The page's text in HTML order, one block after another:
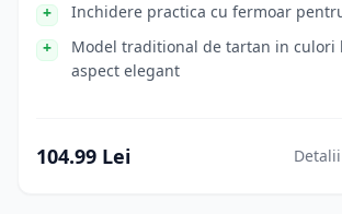
Inchidere practica cu fermoar
Model traditional de tartan in culori
aspect elegant
104.99 Lei Detalii